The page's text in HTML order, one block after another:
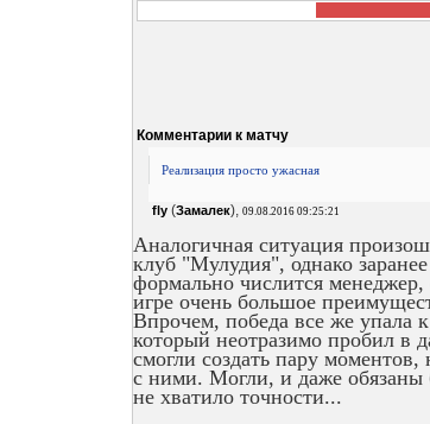
Комментарии к матчу
Реализация просто ужасная
fly (Замалек), 09.08.2016 09:25:21
Аналогичная ситуация
клуб "Мулудия", однако
формально числится
игре очень большое
Впрочем, победа все же
который неотразимо пробил в
смогли создать пару
с ними. Могли, и даже обязаны
не хватило точности...